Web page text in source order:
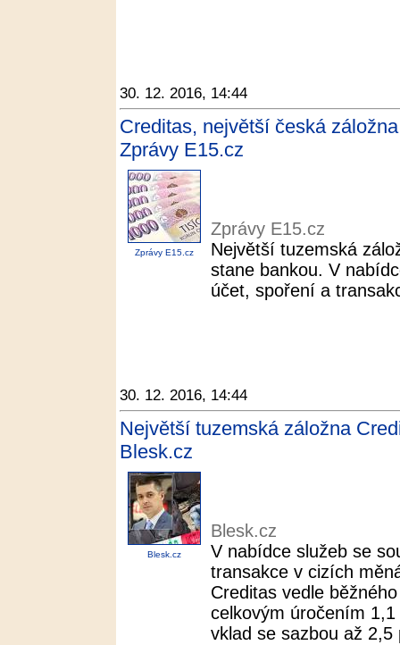
30. 12. 2016, 14:44
Creditas, největší česká
Zprávy E15.cz
Zprávy E15.cz
Zprávy E15.cz
Největší tuzemská
stane bankou. V
účet, spoření a
30. 12. 2016, 14:44
Největší tuzemská záložna
Blesk.cz
Blesk.cz
Blesk.cz
V nabídce služeb se
transakce v cizích
Creditas vedle
celkovým úročením
vklad se sazbou až 2,5